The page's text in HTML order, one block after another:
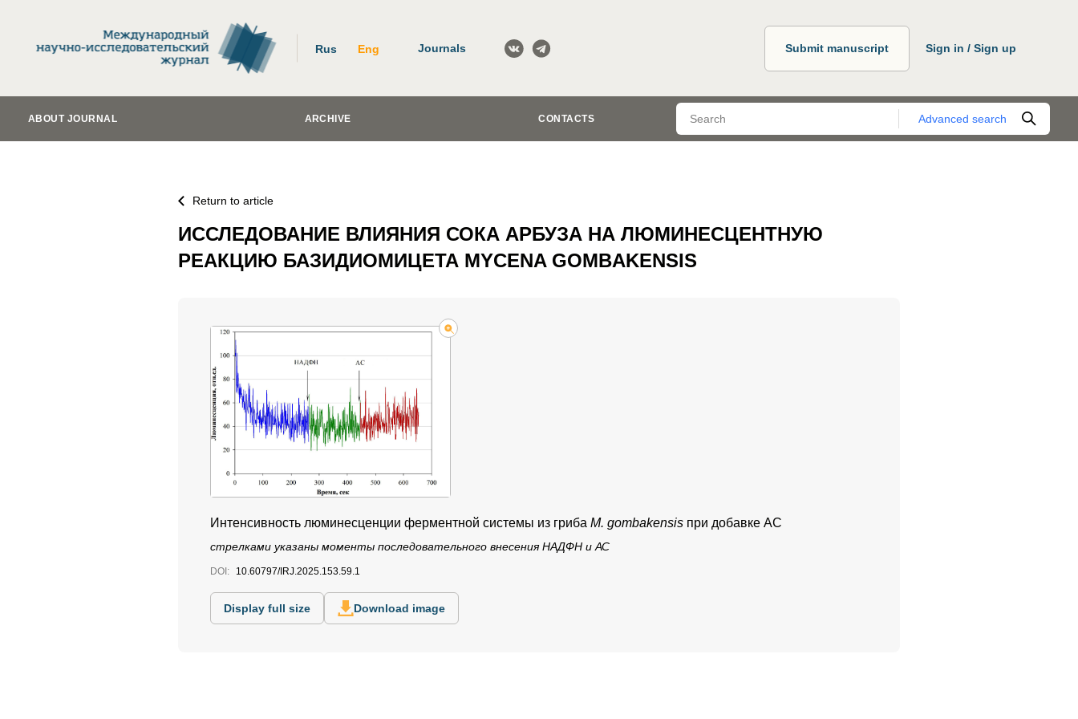
Rus Eng Journals Submit manuscript Sign in / Sign up
ABOUT JOURNAL ARCHIVE CONTACTS Advanced search
Return to article
ИССЛЕДОВАНИЕ ВЛИЯНИЯ СОКА АРБУЗА НА ЛЮМИНЕСЦЕНТНУЮ
РЕАКЦИЮ БАЗИДИОМИЦЕТА MYCENA GOMBAKENSIS
Интенсивность люминесценции ферментной системы из гриба M. gombakensis при добавке АС
стрелками указаны моменты последовательного внесения НАДФН и АС
DOI: 10.60797/IRJ.2025.153.59.1
Display full size Download image